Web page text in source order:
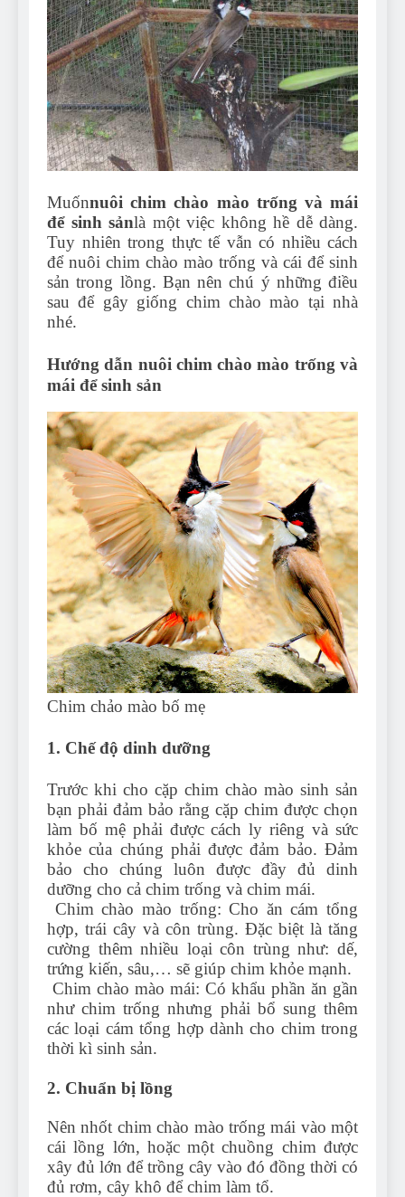
Can Bulldogs Play Fetch?
And How to Train Them!
7 Năm Ago
How Often Do I Need to
Groom My Bulldog
7 Năm Ago
Muốnnuôi chim chào mào trống và mái
để sinh sảnlà một việc không hề dễ dàng.
Tuy nhiên trong thực tế vẫn có nhiều cách
để nuôi chim chào mào trống và cái để sinh
sản trong lồng. Bạn nên chú ý những điều
sau để gây giống chim chào mào tại nhà
nhé.
Hướng dẫn nuôi chim chào mào trống và
mái để sinh sản
Chim chảo mào bố mẹ
1. Chế độ dinh dưỡng
Trước khi cho cặp chim chào mào sinh sản
bạn phải đảm bảo rằng cặp chim được chọn
làm bố mệ phải được cách ly riêng và sức
khỏe của chúng phải được đảm bảo. Đảm
bảo cho chúng luôn được đầy đủ dinh
dưỡng cho cả chim trống và chim mái.
Chim chào mào trống: Cho ăn cám tổng
hợp, trái cây và côn trùng. Đặc biệt là tăng
cường thêm nhiều loại côn trùng như: dế,
trứng kiến, sâu,… sẽ giúp chim khỏe mạnh.
Chim chào mào mái: Có khẩu phần ăn gần
như chim trống nhưng phải bổ sung thêm
các loại cám tổng hợp dành cho chim trong
thời kì sinh sản.
2. Chuẩn bị lồng
Nên nhốt chim chào mào trống mái vào một
cái lồng lớn, hoặc một chuồng chim được
xây đủ lớn để trồng cây vào đó đồng thời có
đủ rơm, cây khô để chim làm tổ.